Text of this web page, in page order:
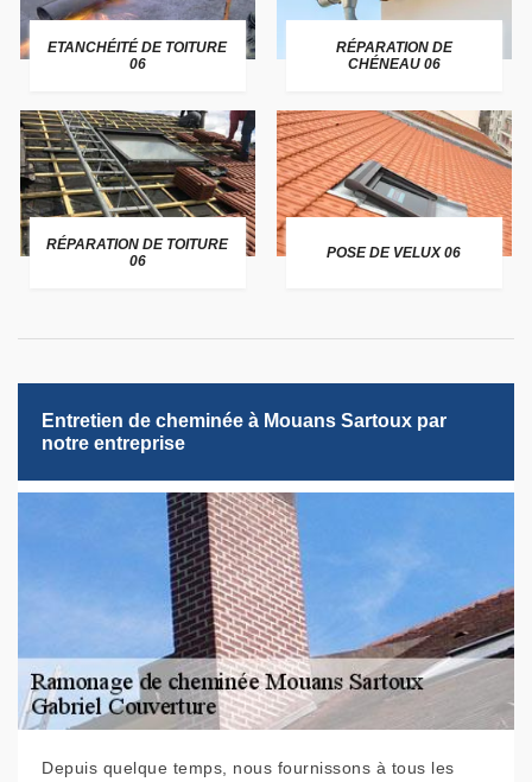
ETANCHÉITÉ DE TOITURE
06
RÉPARATION DE
CHÉNEAU 06
RÉPARATION DE TOITURE
06
POSE DE VELUX 06
Entretien de cheminée à Mouans Sartoux par
notre entreprise
Depuis quelque temps, nous fournissons à tous les